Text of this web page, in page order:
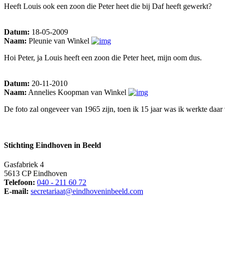
Heeft Louis ook een zoon die Peter heet die bij Daf heeft gewerkt?
Datum: 18-05-2009
Naam: Pleunie van Winkel
Hoi Peter, ja Louis heeft een zoon die Peter heet, mijn oom dus.
Datum: 20-11-2010
Naam: Annelies Koopman van Winkel
De foto zal ongeveer van 1965 zijn, toen ik 15 jaar was ik werkte
Stichting Eindhoven in Beeld
Gasfabriek 4
5613 CP Eindhoven
Telefoon: 040 - 211 60 72
E-mail: secretariaat@eindhoveninbeeld.com